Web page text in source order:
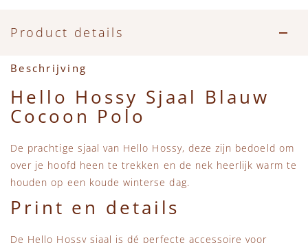
Zwemkleding
Feestkleding
Beren, Speendoekjes en Knuffeldoekjes
Verzorgingsproducten
Beren
Mini Rodini
+1 in the family
New Balance
Piupiuchick
Product details
Beschrijving
Hello Hossy Sjaal Blauw
Cocoon Polo
De prachtige sjaal van Hello Hossy, deze zijn bedoeld om
over je hoofd heen te trekken en de nek heerlijk warm te
houden op een koude winterse dag.
Print en details
De Hello Hossy sjaal is dé perfecte accessoire voor